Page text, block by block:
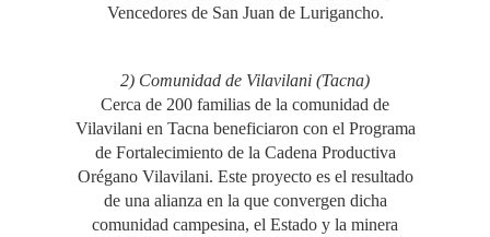
Vencedores de San Juan de Lurigancho.
2) Comunidad de Vilavilani (Tacna)
Cerca de 200 familias de la comunidad de
Vilavilani en Tacna beneficiaron con el Programa
de Fortalecimiento de la Cadena Productiva
Orégano Vilavilani. Este proyecto es el resultado
de una alianza en la que convergen dicha
comunidad campesina, el Estado y la minera